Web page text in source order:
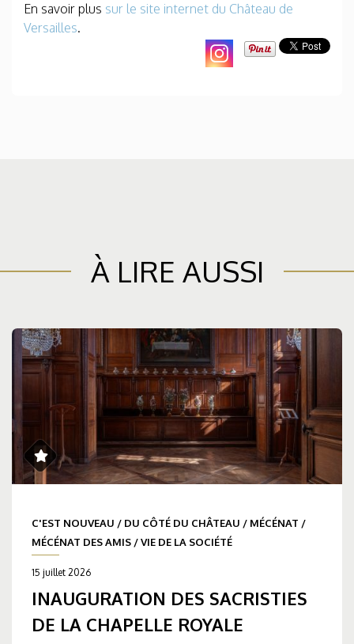
En savoir plus sur le site internet du Château de
Versailles.
À LIRE AUSSI
C'EST NOUVEAU / DU CÔTÉ DU CHÂTEAU / MÉCÉNAT /
MÉCÉNAT DES AMIS /VIE DE LA SOCIÉTÉ
15 juillet 2026
INAUGURATION DES SACRISTIES
DE LA CHAPELLE ROYALE